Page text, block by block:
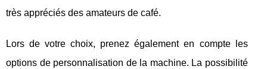
très appréciés des amateurs de café.
Lors de votre choix, prenez également en compte les
options de personnalisation de la machine. La possibilité